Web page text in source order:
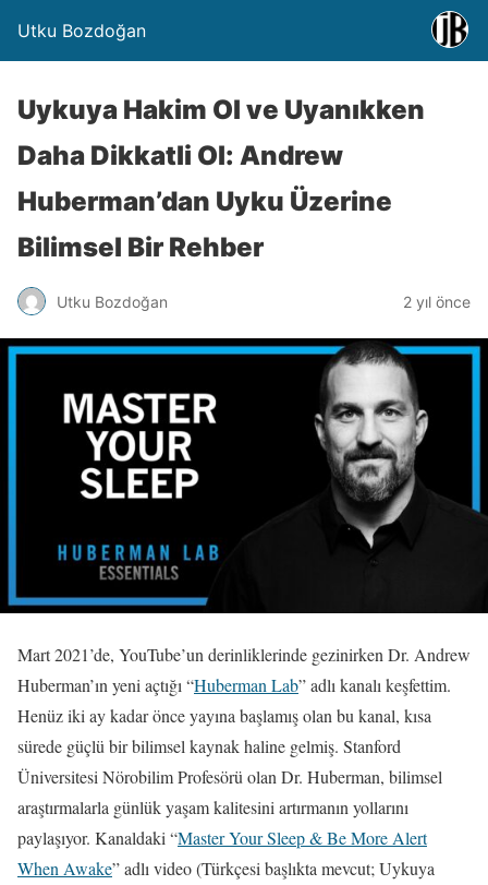
Utku Bozdoğan
Uykuya Hakim Ol ve Uyanıkken
Daha Dikkatli Ol: Andrew
Huberman’dan Uyku Üzerine
Bilimsel Bir Rehber
Utku Bozdoğan 2 yıl önce
Mart 2021’de, YouTube’un derinliklerinde gezinirken Dr. Andrew
Huberman’ın yeni açtığı “Huberman Lab” adlı kanalı keşfettim.
Henüz iki ay kadar önce yayına başlamış olan bu kanal, kısa
sürede güçlü bir bilimsel kaynak haline gelmiş. Stanford
Üniversitesi Nörobilim Profesörü olan Dr. Huberman, bilimsel
araştırmalarla günlük yaşam kalitesini artırmanın yollarını
paylaşıyor. Kanaldaki “Master Your Sleep & Be More Alert
When Awake” adlı video (Türkçesi başlıkta mevcut; Uykuya